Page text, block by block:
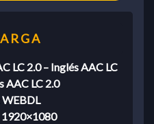
LC 2.0 – Inglés AAC LC
AAC LC 2.0
WEBDL
1920×1080